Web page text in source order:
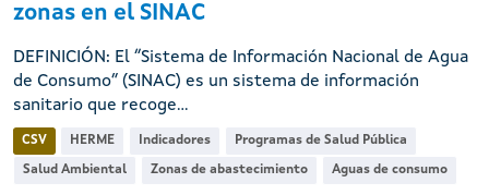
zonas en el SINAC
DEFINICIÓN: El “Sistema de Información Nacional de Agua
de Consumo” (SINAC) es un sistema de información
sanitario que recoge...
CSV HERME Indicadores Programas de Salud Pública
Salud Ambiental Zonas de abastecimiento Aguas de consumo